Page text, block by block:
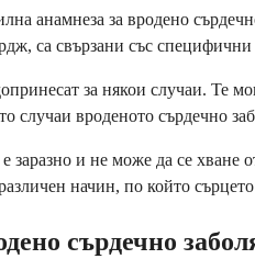
анамнеза за вродено
са свързани със специфични
за някои случаи. Те
случаи вроденото сърдечно
заразно и не може да се
начин, по който
сърдечно